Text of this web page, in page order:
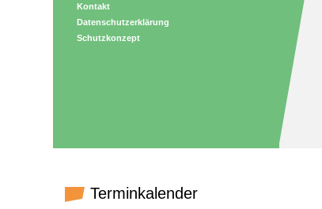
Kontakt
Datenschutzerklärung
Schutzkonzept
Terminkalender